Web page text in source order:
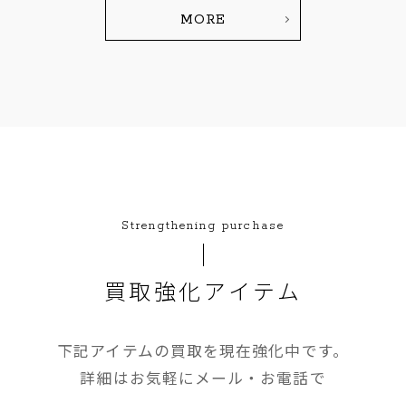
MORE
Strengthening purchase
買取強化アイテム
下記アイテムの買取を現在強化中です。
詳細はお気軽にメール・お電話で